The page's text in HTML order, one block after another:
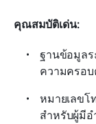
คุณสมบัติเด่น:
ฐานข้อมูลร
ความครอ
หมายเลขโ
สำหรับผู้มี